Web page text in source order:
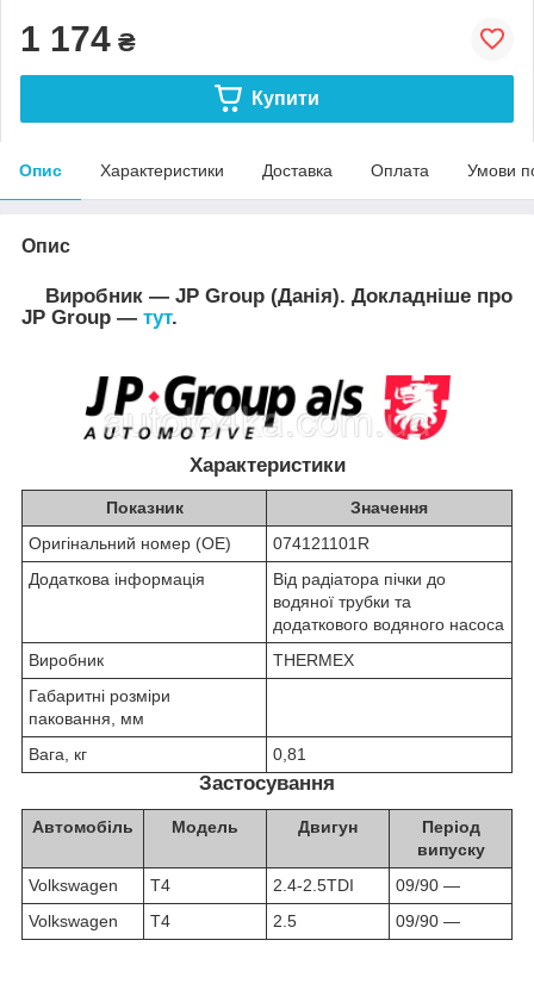
1 174 ₴
Купити
Опис Характеристики Доставка Оплата Умови
Опис
Виробник — JP Group (Данія). Докладніше про
JP Group — тут.
Характеристики
Показник
Значення
Оригінальний номер (OE)
074121101R
Додаткова інформація
Від радіатора пічки до
водяної трубки та
додаткового водяного насоса
Виробник
THERMEX
Габаритні розміри
паковання, мм
Вага, кг
0,81
Застосування
Автомобіль Модель Двигун
Період
випуску
Volkswagen
T4 2.4-2.5TDI
09/90 ―
Volkswagen
T4 2.5 09/90 ―